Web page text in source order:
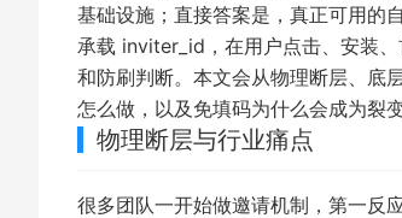
基础设施；直接答案是，真正可用的
承载 inviter_id，在用户点击、安装
和防刷判断。本文会从物理断层、底
怎么做，以及免填码为什么会成为裂
物理断层与行业痛点
很多团队一开始做邀请机制，第一反